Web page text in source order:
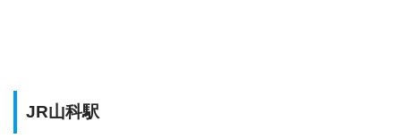
JR山科駅